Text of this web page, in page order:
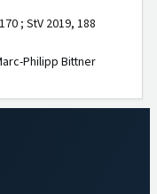
; StV 2019, 188
Philipp Bittner